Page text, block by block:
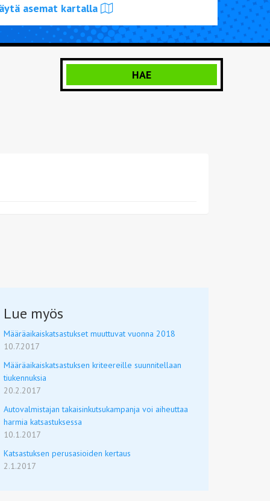
KORJAUS
HAE
asemat kartalla
Lue myös
Määräaikaiskatsastukset muuttuvat vuonna 2018
10.7.2017
Määräaikaiskatsastuksen kriteereille suunnitellaan
tiukennuksia
20.2.2017
Autovalmistajan takaisinkutsukampanja voi aiheuttaa
harmia katsastuksessa
10.1.2017
Katsastuksen perusasioiden kertaus
2.1.2017